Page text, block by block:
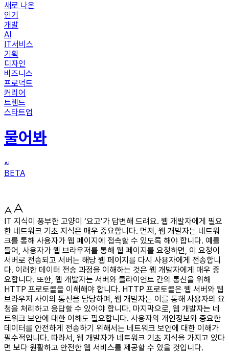
새로 나온
인기
개발
AI
IT서비스
기획
디자인
비즈니스
프로덕트
커리어
트렌드
스타트업
물어봐
BETA
IT 지식이 풍부한 고양이 ‘요고’가 답변해 드려요. 웹 개발자에게 필요
한 네트워크 기초 지식은 매우 중요합니다. 먼저, 웹 개발자는 네트워
크를 통해 사용자가 웹 페이지에 접속할 수 있도록 해야 합니다. 예를
들어, 사용자가 웹 브라우저를 통해 웹 페이지를 요청하면, 이 요청이
서버로 전송되고 서버는 해당 웹 페이지를 다시 사용자에게 전송합니
다. 이러한 데이터 전송 과정을 이해하는 것은 웹 개발자에게 매우 중
요합니다. 또한, 웹 개발자는 서버와 클라이언트 간의 통신을 위해
HTTP 프로토콜을 이해해야 합니다. HTTP 프로토콜은 웹 서버와 웹
브라우저 사이의 통신을 담당하며, 웹 개발자는 이를 통해 사용자의 요
청을 처리하고 응답할 수 있어야 합니다. 마지막으로, 웹 개발자는 네
트워크 보안에 대한 이해도 필요합니다. 사용자의 개인정보와 중요한
데이터를 안전하게 전송하기 위해서는 네트워크 보안에 대한 이해가
필수적입니다. 따라서, 웹 개발자가 네트워크 기초 지식을 가지고 있다
면 보다 원활하고 안전한 웹 서비스를 제공할 수 있을 것입니다.